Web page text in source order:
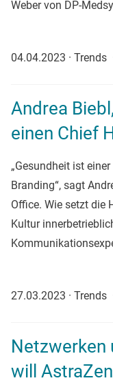
Weber von DP-
04.04.2023 · Trends
Andrea
einen Chief
„Gesundheit ist
Branding“, sagt
Office. Wie setzt die
Kultur
27.03.2023 · Trends
Netzwerken
will